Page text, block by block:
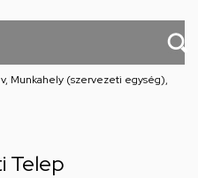
Munkahely (szervezeti egység),
Telep